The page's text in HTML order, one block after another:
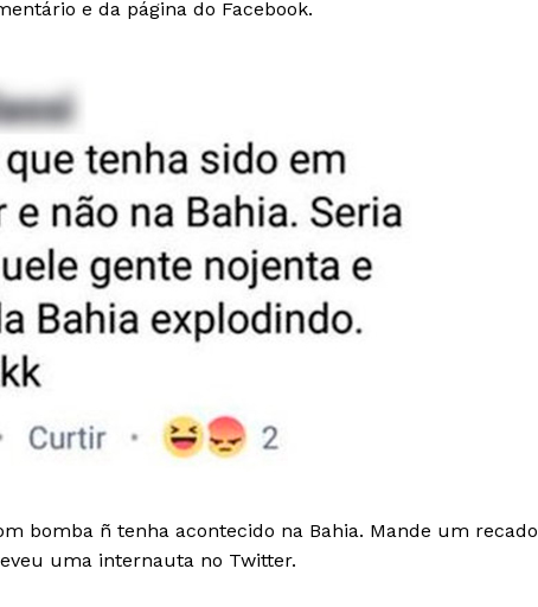
e da página do Facebook.
bomba ñ tenha acontecido na Bahia. Mande um recado
uma internauta no Twitter.